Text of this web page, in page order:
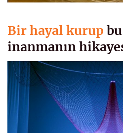
Bir hayal kurup
inanmanın